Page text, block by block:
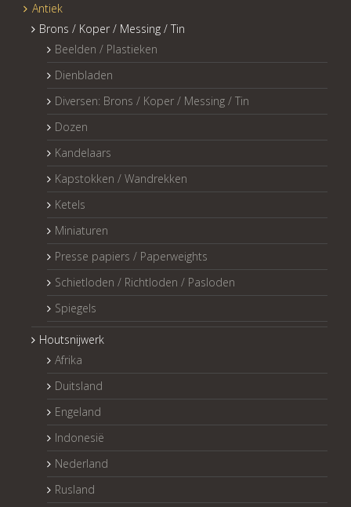
Antiek
Brons / Koper / Messing / Tin
Beelden / Plastieken
Dienbladen
Diversen: Brons / Koper / Messing / Tin
Dozen
Kandelaars
Kapstokken / Wandrekken
Ketels
Miniaturen
Presse papiers / Paperweights
Schietloden / Richtloden / Pasloden
Spiegels
Houtsnijwerk
Afrika
Duitsland
Engeland
Indonesië
Nederland
Rusland